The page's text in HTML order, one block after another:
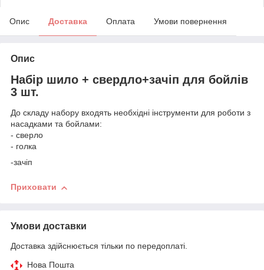
Опис Доставка Оплата Умови повернення
Опис
Набір шило + свердло+зачіп для бойлів
3 шт.
До складу набору входять необхідні інструменти для роботи з
насадками та бойлами:
- сверло
- голка
-зачіп
Приховати
Умови доставки
Доставка здійснюється тільки по передоплаті.
Нова Пошта